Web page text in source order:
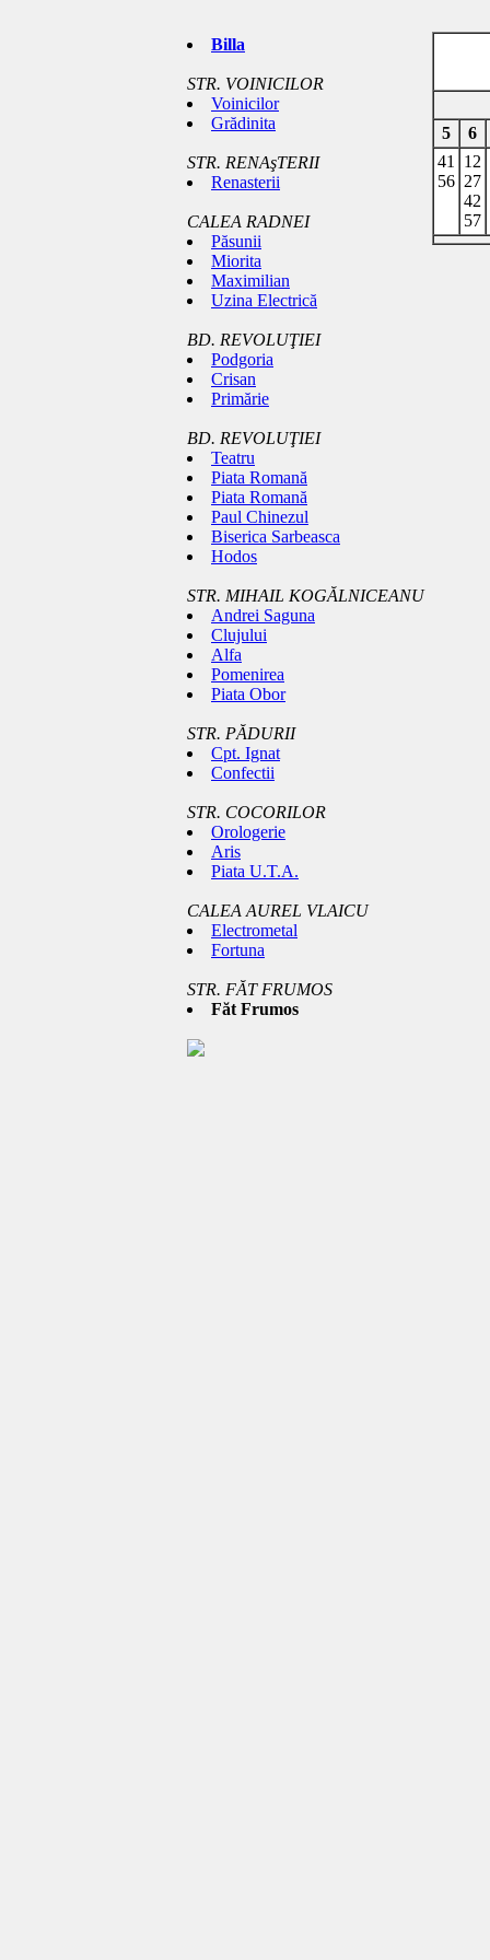
Billa
STR. VOINICILOR
Voinicilor
Grădinita
STR. RENAşTERII
Renasterii
CALEA RADNEI
Păsunii
Miorita
Maximilian
Uzina Electrică
BD. REVOLUŢIEI
Podgoria
Crisan
Primărie
BD. REVOLUŢIEI
Teatru
Piata Romană
Piata Romană
Paul Chinezul
Biserica Sarbeasca
Hodos
STR. MIHAIL KOGĂLNICEANU
Andrei Saguna
Clujului
Alfa
Pomenirea
Piata Obor
STR. PĂDURII
Cpt. Ignat
Confectii
STR. COCORILOR
Orologerie
Aris
Piata U.T.A.
CALEA AUREL VLAICU
Electrometal
Fortuna
STR. FĂT FRUMOS
Făt Frumos
5
6
41
56
12
27
42
57